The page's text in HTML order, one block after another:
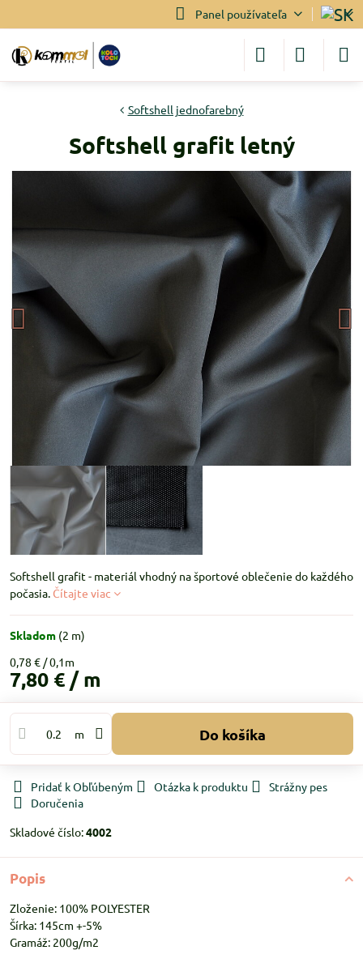
Panel používateľa
Softshell jednofarebný
Softshell grafit letný
Softshell grafit - materiál vhodný na športové oblečenie do každého
počasia. Čítajte viac
Skladom (2 m)
0,78 €
7,80 € / m
m Do košíka
Pridať k Obľúbeným Otázka k produktu
Strážny pes
Doručenia
Skladové číslo:4002
Popis
Zloženie: 100% POLYESTER
Šírka: 145cm +-5%
Gramáž: 200g/m2